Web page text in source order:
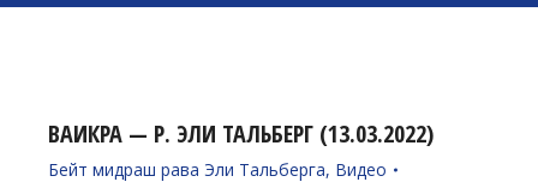
ВАИКРА — Р. ЭЛИ ТАЛЬБЕРГ (13.03.2022)
Бейт мидраш рава Эли Тальберга, Видео